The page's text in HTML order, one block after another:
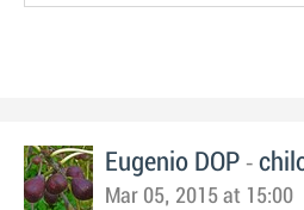
Eugenio DOP -
Mar 05, 2015 at 15:00